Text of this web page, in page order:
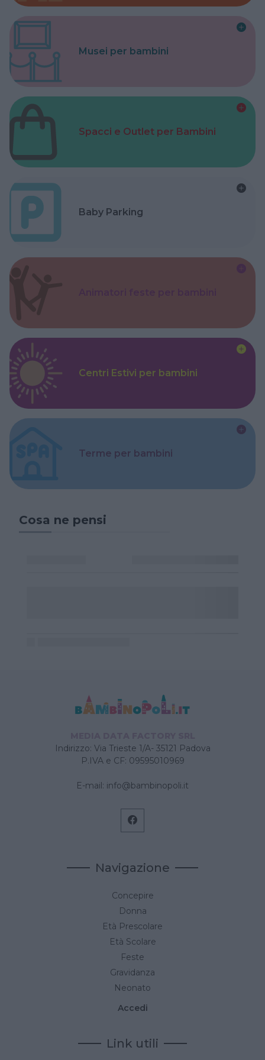
Musei per bambini
Spacci e Outlet per Bambini
Baby Parking
Centri Estivi per bambini
Terme per bambini
Cosa ne pensi
Indirizzo: Via Trieste 1/A- 35121 Padova
P.IVA e CF: 09595010969
E-mail: info@bambinopoli.it
Navigazione
Concepire
Donna
Età Prescolare
Età Scolare
Feste
Gravidanza
Neonato
Accedi
Link utili